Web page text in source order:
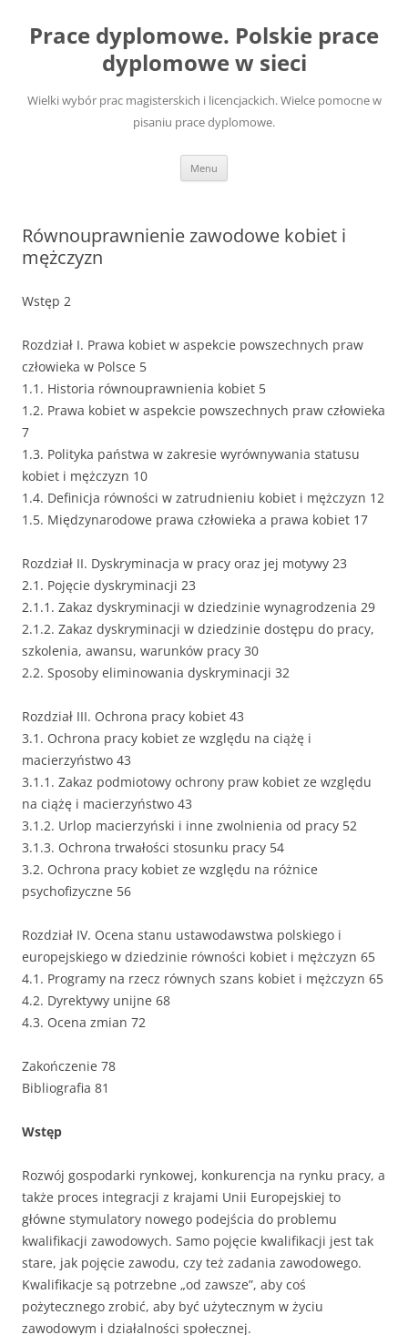
treści
Prace dyplomowe. Polskie prace
dyplomowe w sieci
Wielki wybór prac magisterskich i licencjackich. Wielce pomocne w
pisaniu prace dyplomowe.
Menu
Równouprawnienie zawodowe kobiet i
mężczyzn
Wstęp 2
Rozdział I. Prawa kobiet w aspekcie powszechnych praw
człowieka w Polsce 5
1.1. Historia równouprawnienia kobiet 5
1.2. Prawa kobiet w aspekcie powszechnych praw człowieka
7
1.3. Polityka państwa w zakresie wyrównywania statusu
kobiet i mężczyzn 10
1.4. Definicja równości w zatrudnieniu kobiet i mężczyzn 12
1.5. Międzynarodowe prawa człowieka a prawa kobiet 17
Rozdział II. Dyskryminacja w pracy oraz jej motywy 23
2.1. Pojęcie dyskryminacji 23
2.1.1. Zakaz dyskryminacji w dziedzinie wynagrodzenia 29
2.1.2. Zakaz dyskryminacji w dziedzinie dostępu do pracy,
szkolenia, awansu, warunków pracy 30
2.2. Sposoby eliminowania dyskryminacji 32
Rozdział III. Ochrona pracy kobiet 43
3.1. Ochrona pracy kobiet ze względu na ciążę i
macierzyństwo 43
3.1.1. Zakaz podmiotowy ochrony praw kobiet ze względu
na ciążę i macierzyństwo 43
3.1.2. Urlop macierzyński i inne zwolnienia od pracy 52
3.1.3. Ochrona trwałości stosunku pracy 54
3.2. Ochrona pracy kobiet ze względu na różnice
psychofizyczne 56
Rozdział IV. Ocena stanu ustawodawstwa polskiego i
europejskiego w dziedzinie równości kobiet i mężczyzn 65
4.1. Programy na rzecz równych szans kobiet i mężczyzn 65
4.2. Dyrektywy unijne 68
4.3. Ocena zmian 72
Zakończenie 78
Bibliografia 81
Wstęp
Rozwój gospodarki rynkowej, konkurencja na rynku pracy, a
także proces integracji z krajami Unii Europejskiej to
główne stymulatory nowego podejścia do problemu
kwalifikacji zawodowych. Samo pojęcie kwalifikacji jest tak
stare, jak pojęcie zawodu, czy też zadania zawodowego.
Kwalifikacje są potrzebne „od zawsze”, aby coś
pożytecznego zrobić, aby być użytecznym w życiu
zawodowym i działalności społecznej.